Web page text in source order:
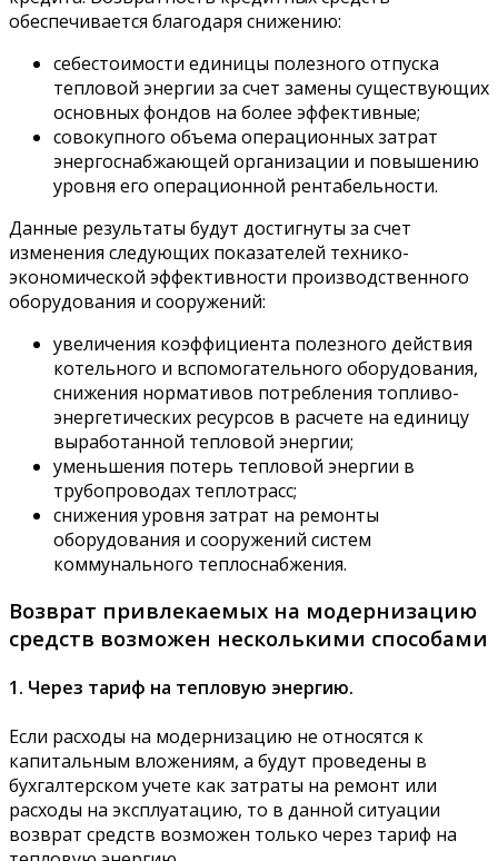
обеспечивается благодаря снижению:
себестоимости единицы полезного отпуска
тепловой энергии за счет замены существующих
основных фондов на более эффективные;
совокупного объема операционных затрат
энергоснабжающей организации и повышению
уровня его операционной рентабельности.
Данные результаты будут достигнуты за счет
изменения следующих показателей технико-
экономической эффективности производственного
оборудования и сооружений:
увеличения коэффициента полезного действия
котельного и вспомогательного оборудования,
снижения нормативов потребления топливо-
энергетических ресурсов в расчете на единицу
выработанной тепловой энергии;
уменьшения потерь тепловой энергии в
трубопроводах теплотрасс;
снижения уровня затрат на ремонты
оборудования и сооружений систем
коммунального теплоснабжения.
Возврат привлекаемых на модернизацию
средств возможен несколькими способами
1. Через тариф на тепловую энергию.
Если расходы на модернизацию не относятся к
капитальным вложениям, а будут проведены в
бухгалтерском учете как затраты на ремонт или
расходы на эксплуатацию, то в данной ситуации
возврат средств возможен только через тариф на